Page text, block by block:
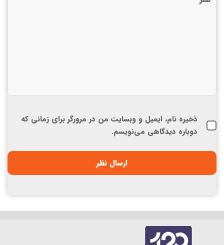
ذخیره نام، ایمیل و وبسایت من در مرورگر برای زمانی که
دوباره دیدگاهی می‌نویسم.